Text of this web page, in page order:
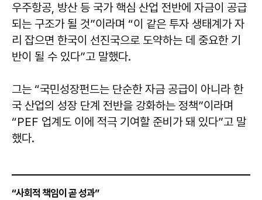
우주항공, 방산 등 국가 핵심 산업 전반에 자금이 공급
되는 구조가 될 것”이라며 “이 같은 투자 생태계가 자
리 잡으면 한국이 선진국으로 도약하는 데 중요한 기
반이 될 수 있다”고 말했다.
그는 “국민성장펀드는 단순한 자금 공급이 아니라 한
국 산업의 성장 단계 전반을 강화하는 정책”이라며
“PEF 업계도 이에 적극 기여할 준비가 돼 있다”고 말
했다.
“사회적 책임이 곧 성과”